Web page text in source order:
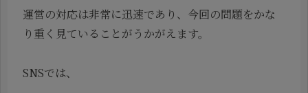
運営の対応は非常に迅速であり、今回の問題をかな
り重く見ていることがうかがえます。
SNSでは、